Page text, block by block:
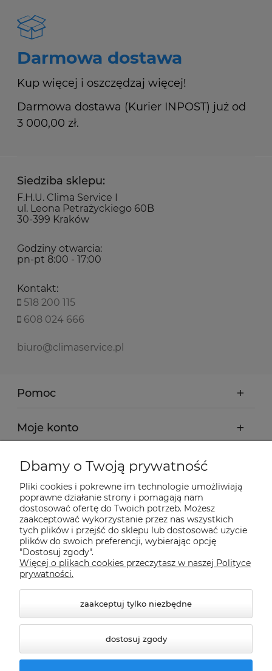
Darmowa dostawa
Kup więcej i oszczędzaj więcej!
Darmowa dostawa (Kurier INPOST) już od
3 000,00 zł.
Siedziba sklepu:
F.H.U. Clima Service I
ul. Leona Petrażyckiego 60B
30-399 Kraków
Godziny otwarcia:
pn-pt 8:00 - 17:00
Kontakt:
518 200 115
608 024 666
biuro@climaservice.pl
Pomoc
Moje konto
Płatności i dostawa
Informacje
O nas
Nasze sklepy Allegro
Dbamy o Twoją prywatność
Pliki cookies i pokrewne im technologie umożliwiają
poprawne działanie strony i pomagają nam
dostosować ofertę do Twoich potrzeb. Możesz
zaakceptować wykorzystanie przez nas wszystkich
tych plików i przejść do sklepu lub dostosować użycie
plików do swoich preferencji, wybierając opcję
"Dostosuj zgody".
Więcej o plikach cookies przeczytasz w naszej Polityce
prywatności.
zaakceptuj tylko niezbędne
dostosuj zgody